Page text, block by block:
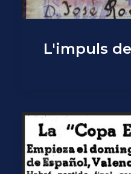
L'impuls